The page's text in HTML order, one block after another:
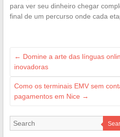
para ver seu dinheiro chegar
final de um percurso onde cada
← Domine a arte das línguas
inovadoras
Como os terminais EMV sem
pagamentos em Nice →